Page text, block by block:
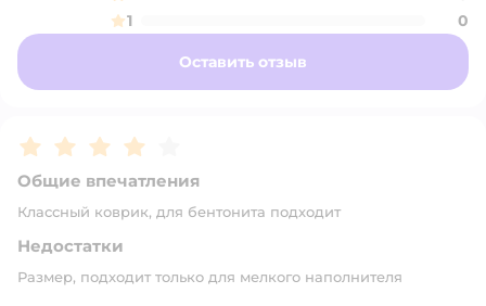
1
0
Оставить отзыв
Рейтинг:4
Общие впечатления
Классный коврик, для бентонита подходит
Недостатки
Размер, подходит только для мелкого наполнителя